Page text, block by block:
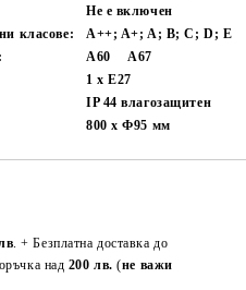
Не е включен
класове:
A++; A+; A; B; C; D; E
А60
А67
1 x E27
IP 44 влагозащитен
800 х Ф95 мм
. + Безплатна доставка до
над 200 лв.(не важи